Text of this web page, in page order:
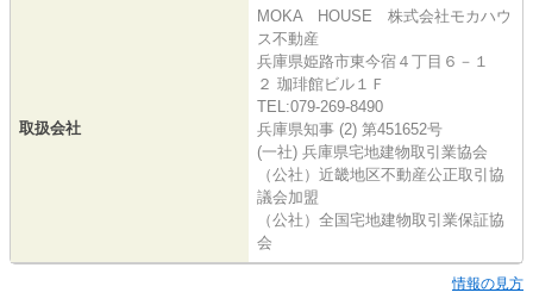
取扱会社
MOKA HOUSE 株式会社モカハウ
ス不動産
兵庫県姫路市東今宿４丁目６－１
２ 珈琲館ビル１Ｆ
TEL:079-269-8490
兵庫県知事 (2) 第451652号
(一社) 兵庫県宅地建物取引業協会
（公社）近畿地区不動産公正取引協
議会加盟
（公社）全国宅地建物取引業保証協
会
情報の見方